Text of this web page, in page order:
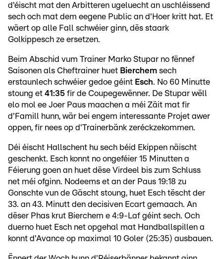
d'éischt mat den Arbitteren ugeluecht an uschléissend
sech och mat dem eegene Public an d'Hoer kritt hat. Et
wäert op alle Fall schwéier ginn, dës staark
Golkippesch ze ersetzen.
Beim Abschid vum Trainer Marko Stupar no fënnef
Saisonen als Cheftrainer huet Bierchem sech
erstaunlech schwéier gedoe géint Esch. No 60 Minutte
stoung et 41:35 fir de Coupegewënner. De Stupar wëll
elo mol ee Joer Paus maachen a méi Zäit mat fir
d'Famill hunn, wär bei engem interessante Projet awer
oppen, fir nees op d'Trainerbänk zeréckzekommen.
Déi éischt Hallschent hu sech béid Ekippen näischt
geschenkt. Esch konnt no ongeféier 15 Minutten a
Féierung goen an huet dëse Virdeel bis zum Schluss
net méi ofginn. Nodeems et an der Paus 19:18 zu
Gonschte vun de Gäscht stoung, huet Esch tëscht der
33. an 43. Minutt den decisiven Ecart gemaach. An
dëser Phas krut Bierchem e 4:9-Laf géint sech. Och
duerno huet Esch net opgehal mat Handballspillen a
konnt d'Avance op maximal 10 Goler (25:35) ausbauen.